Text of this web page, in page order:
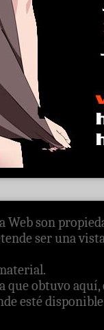
Web son
ser una
que obtuvo
esté